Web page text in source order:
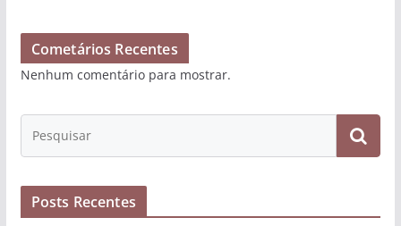
Cometários Recentes
Nenhum comentário para mostrar.
Posts Recentes